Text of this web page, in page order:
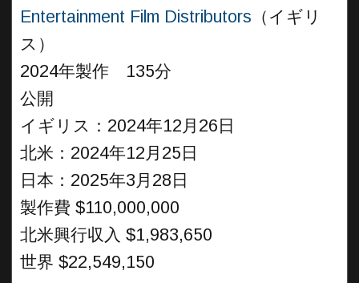
Entertainment Film Distributors （イギリ
ス）
2024年製作 135分
公開
イギリス：2024年12月26日
北米：2024年12月25日
日本：2025年3月28日
製作費 $110,000,000
北米興行収入 $1,983,650
世界 $22,549,150